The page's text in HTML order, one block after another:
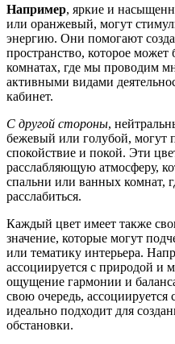
Например, яркие и
или оранжевый, могут
энергию. Они помогают
пространство, которое
комнатах, где мы проводим
активными видами
кабинет.
С другой стороны,
бежевый или голубой, могут
спокойствие и покой. Эти
расслабляющую атмосферу,
спальни или ванных комнат,
расслабиться.
Каждый цвет имеет также
значение, которые могут
или тематику интерьера.
ассоциируется с природой и
ощущение гармонии и
свою очередь,
идеально подходит для
обстановки.